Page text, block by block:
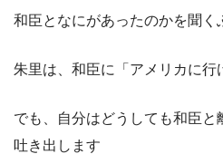
和臣となにがあったのかを聞く
朱里は、和臣に「アメリカに行
でも、自分はどうしても和臣
吐き出します